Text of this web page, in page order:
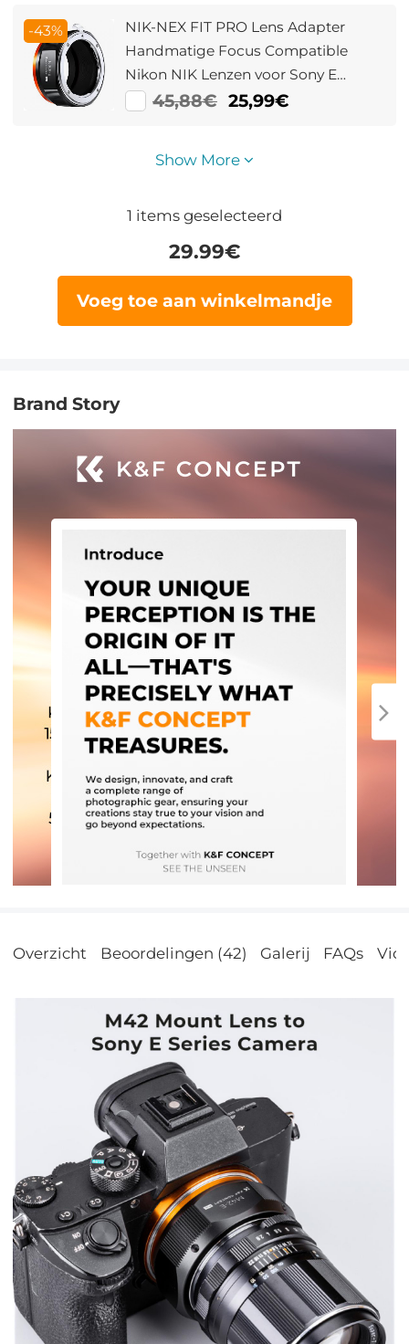
-43%
NIK-NEX FIT PRO Lens Adapter
Handmatige Focus Compatible
Nikon NIK Lenzen voor Sony E
Camera Lichaam
45,88€ 25,99€
Show More
1 items geselecteerd
29.99€
Voeg toe aan winkelmandje
Brand Story
Overzicht Beoordelingen (42) Galerij FAQs